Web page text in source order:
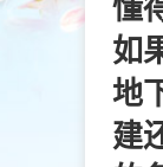
懂
如
地
建